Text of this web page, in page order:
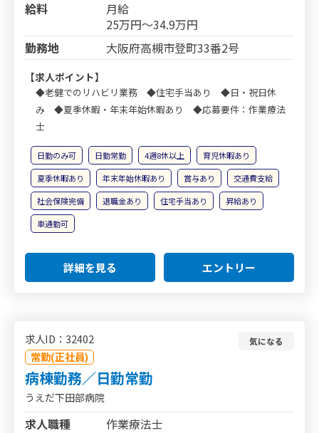
給料
月給
25万円～34.9万円
勤務地
大阪府高槻市登町33番2号
【求人ポイント】
◆老健でのリハビリ業務 ◆住宅手当あり ◆日・祝日休
み ◆夏季休暇・年末年始休暇あり ◆応募要件：作業療法
士
日勤のみ可 日勤常勤 4週8休以上
育児休暇あり
夏季休暇あり
年末年始休暇あり 賞与あり
交通費支給
社会保険完備
退職金あり 住宅手当あり
昇給あり
車通勤可
詳細を見る エントリー
求人ID：32402
常勤(正社員)
気になる
病棟勤務／日勤常勤
うえだ下田部病院
求人職種
作業療法士